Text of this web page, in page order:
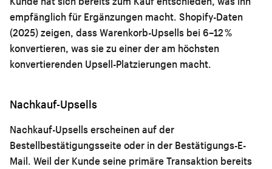
empfänglich für Ergänzungen macht. Shopify-Daten
(2025) zeigen, dass Warenkorb-Upsells bei 6–12 %
konvertieren, was sie zu einer der am höchsten
konvertierenden Upsell-Platzierungen macht.
Nachkauf-Upsells
Nachkauf-Upsells erscheinen auf der
Bestellbestätigungsseite oder in der Bestätigungs-E-
Mail. Weil der Kunde seine primäre Transaktion bereits